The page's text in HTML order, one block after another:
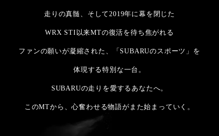
走りの真髄、そして2019年に幕を閉じた
WRX STI以来MTの復活を待ち焦がれる
ファンの願いが凝縮された、「SUBARUのスポーツ」を
体現する特別な一台。
SUBARUの走りを愛するあなたへ。
このMTから、心奮わせる物語がまた始まっていく。